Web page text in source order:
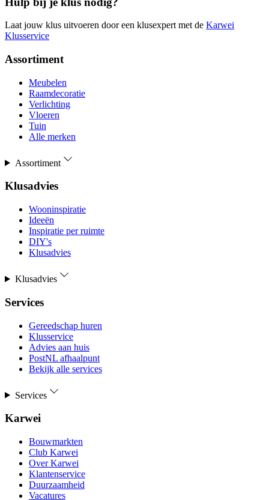
Laat jouw klus uitvoeren door een klusexpert met de Karwei
Klusservice
Assortiment
Meubelen
Raamdecoratie
Verlichting
Vloeren
Tuin
Alle merken
Assortiment
Klusadvies
Wooninspiratie
Ideeën
Inspiratie per ruimte
DIY's
Klusadvies
Klusadvies
Services
Gereedschap huren
Klusservice
Advies aan huis
PostNL afhaalpunt
Bekijk alle services
Services
Karwei
Bouwmarkten
Club Karwei
Over Karwei
Klantenservice
Duurzaamheid
Vacatures